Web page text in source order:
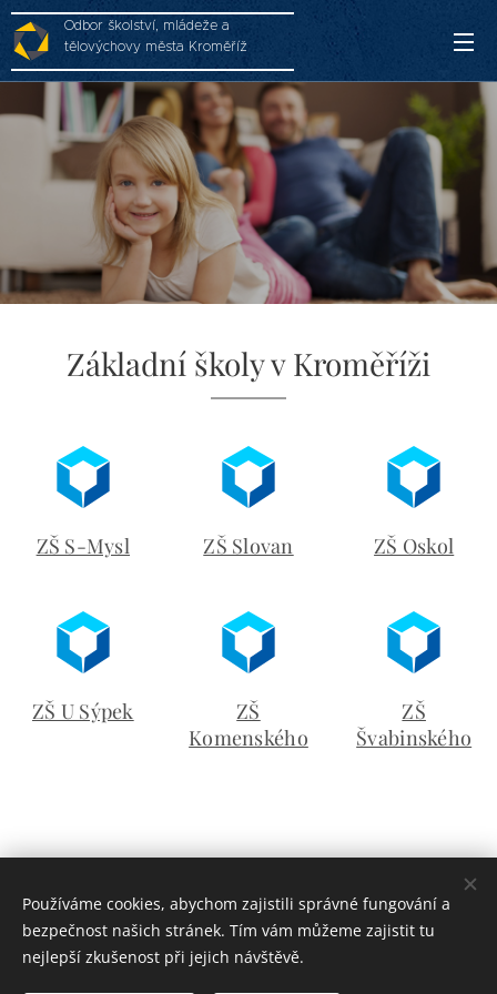
Odbor školství, mládeže a
tělovýchovy města Kroměříž
Základní školy v Kroměříži
ZŠ S-Mysl ZŠ Slovan ZŠ Oskol
ZŠ U Sýpek
ZŠ
Komenského
ZŠ
Švabinského
© 2018 Odbor školství, mládeže a tělovýchov města
Používáme cookies, abychom zajistili správné fungování a
bezpečnost našich stránek. Tím vám můžeme zajistit tu
nejlepší zkušenost při jejich návštěvě.